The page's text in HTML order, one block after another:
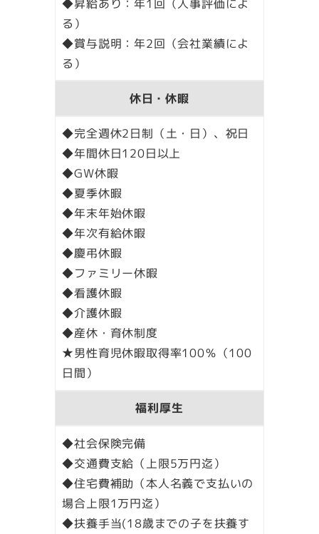
◆昇給あり：年1回（人事評価によ
る）
◆賞与説明：年2回（会社業績によ
る）
休日・休暇
◆完全週休2日制（土・日）、祝日
◆年間休日120日以上
◆GW休暇
◆夏季休暇
◆年末年始休暇
◆年次有給休暇
◆慶弔休暇
◆ファミリー休暇
◆看護休暇
◆介護休暇
◆産休・育休制度
★男性育児休暇取得率100％（100
日間）
福利厚生
◆社会保険完備
◆交通費支給（上限5万円迄）
◆住宅費補助（本人名義で支払いの
場合上限1万円迄）
◆扶養手当(18歳までの子を扶養す